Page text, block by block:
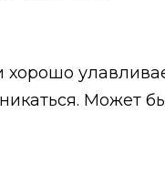
Может